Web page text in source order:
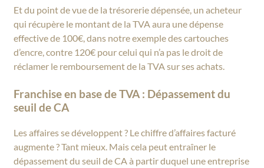
Et du point de vue de la trésorerie dépensée, un acheteur
qui récupère le montant de la TVA aura une dépense
effective de 100€, dans notre exemple des cartouches
d’encre, contre 120€ pour celui qui n’a pas le droit de
réclamer le remboursement de la TVA sur ses achats.
Franchise en base de TVA : Dépassement du
seuil de CA
Les affaires se développent ? Le chiffre d’affaires facturé
augmente ? Tant mieux. Mais cela peut entraîner le
dépassement du seuil de CA à partir duquel une entreprise